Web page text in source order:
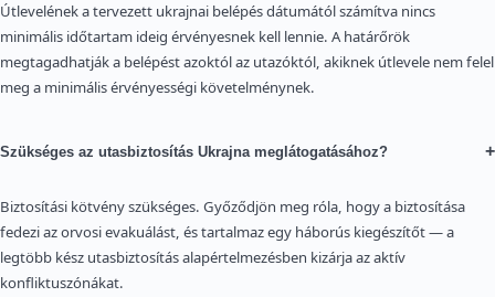
Útlevelének a tervezett ukrajnai belépés dátumától számítva nincs
minimális időtartam ideig érvényesnek kell lennie. A határőrök
megtagadhatják a belépést azoktól az utazóktól, akiknek útlevele nem felel
meg a minimális érvényességi követelménynek.
Szükséges az utasbiztosítás Ukrajna meglátogatásához? +
Biztosítási kötvény szükséges. Győződjön meg róla, hogy a biztosítása
fedezi az orvosi evakuálást, és tartalmaz egy háborús kiegészítőt — a
legtöbb kész utasbiztosítás alapértelmezésben kizárja az aktív
konfliktuszónákat.